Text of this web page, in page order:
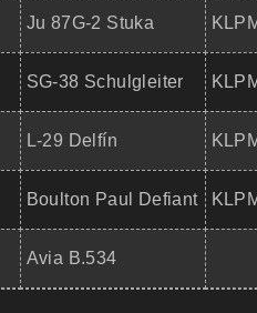
Ju 87G-2 Stuka
SG-38 Schulgleiter
L-29 Delfín
Boulton Paul Defiant
Avia B.534